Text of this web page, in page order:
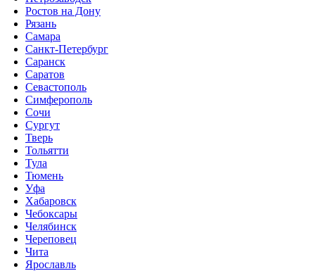
Ростов на Дону
Рязань
Самара
Санкт-Петербург
Саранск
Саратов
Севастополь
Симферополь
Сочи
Сургут
Тверь
Тольятти
Тула
Тюмень
Уфа
Хабаровск
Чебоксары
Челябинск
Череповец
Чита
Ярославль